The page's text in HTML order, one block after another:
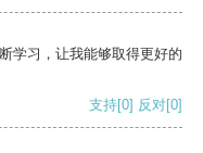
学习，让我能够取得更好的
支持[0] 反对[0]